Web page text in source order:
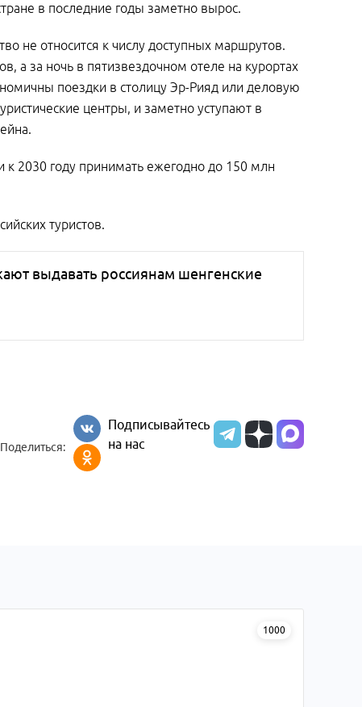
в последние годы заметно вырос.
не относится к числу доступных маршрутов.
а за ночь в пятизвездочном отеле на курортах
поездки в столицу Эр-Рияд или деловую
центры, и заметно уступают в
к 2030 году принимать ежегодно до 150 млн
туристов.
выдавать россиянам шенгенские
Поделиться:
Подписывайтесь
на нас
1000